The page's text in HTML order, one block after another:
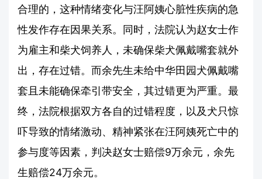
合理的，这种情绪变化与汪阿姨心脏性疾病的急
性发作存在因果关系。同时，法院认为赵女士作
为雇主和柴犬饲养人，未确保柴犬佩戴嘴套就外
出，存在过错。而余先生未给中华田园犬佩戴嘴
套且未能确保牵引带安全，其过错更为严重。最
终，法院根据双方各自的过错程度，以及犬只惊
吓导致的情绪激动、精神紧张在汪阿姨死亡中的
参与度等因素，判决赵女士赔偿9万余元，余先
生赔偿24万余元。